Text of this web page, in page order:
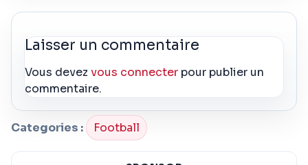
Laisser un commentaire
Vous devezvous connecter pour publier un
commentaire.
Categories : Football